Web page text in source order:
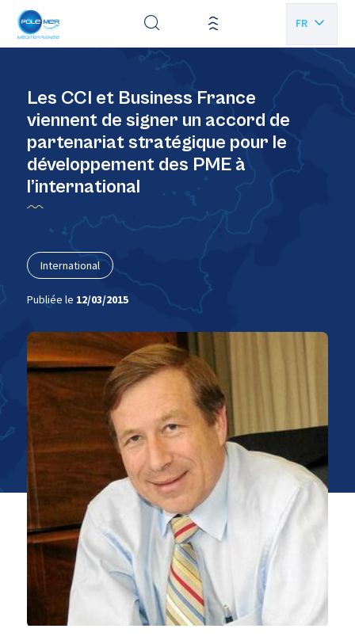
FR
Les CCI et Business France
viennent de signer un accord de
partenariat stratégique pour le
développement des PME à
l’international
International
Publiée le 12/03/2015
Panneau de gestion des cookies